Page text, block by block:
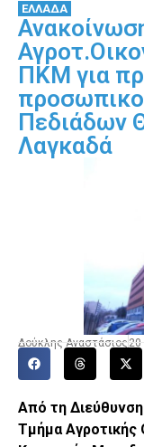
ΕΛΛΑΔΑ
ΠΚΜ για
Πεδιάδων
Λαγκαδά
Δούκλης Αναστάσιος 20
Από τη Διεύθυνση
Τμήμα Αγροτικής